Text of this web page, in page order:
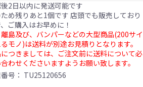
2日以内に発送可能です
め残りあと1個です 店頭でも販売しており
ご購入はお早めに！
島及び、バンパーなどの大型商品(200サイ
モノ)は送料が別途お見積りとなります。
つきましては、ご注文前に送料について必
わせくださいますようお願い致します。
号： TU25120656